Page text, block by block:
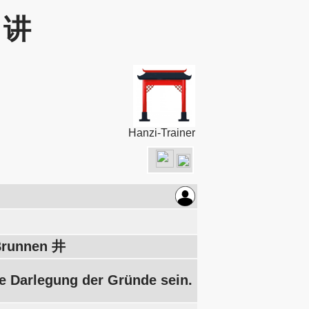
Hanzi-Trainer
井
Darlegung der Gründe sein.